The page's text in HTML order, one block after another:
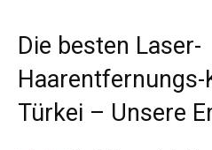
Die besten Laser-
Türkei – Unsere